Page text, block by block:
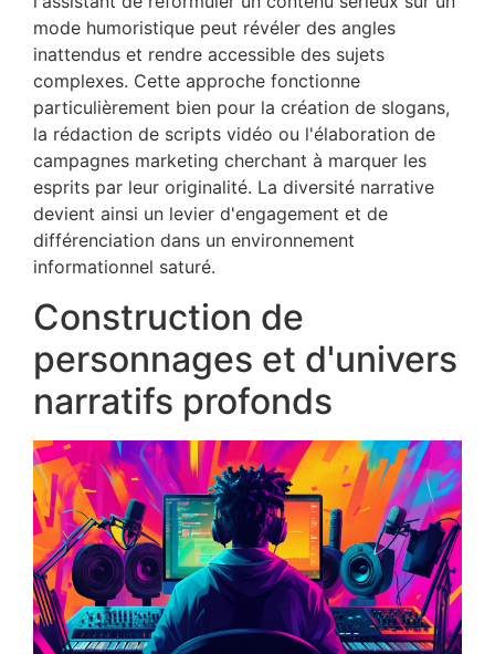
mode humoristique peut révéler des angles
inattendus et rendre accessible des sujets
complexes. Cette approche fonctionne
particulièrement bien pour la création de slogans,
la rédaction de scripts vidéo ou l'élaboration de
campagnes marketing cherchant à marquer les
esprits par leur originalité. La diversité narrative
devient ainsi un levier d'engagement et de
différenciation dans un environnement
informationnel saturé.
Construction de
personnages et d'univers
narratifs profonds